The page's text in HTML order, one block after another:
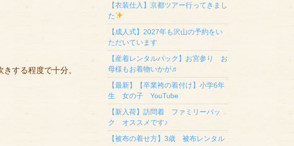
する程度で十分。
【衣装仕入】京都ツアー行ってきまし
た
【成人式】2027年も沢山の予約をい
ただいています
【産着レンタルパック】お宮参り お
母様もお着物いかが♬
【最新】【卒業袴の着付け】小学6年
生 女の子 YouTube
【新入荷】訪問着 ファミリーパッ
ク オススメです♪
【被布の着せ方】3歳 被布レンタル